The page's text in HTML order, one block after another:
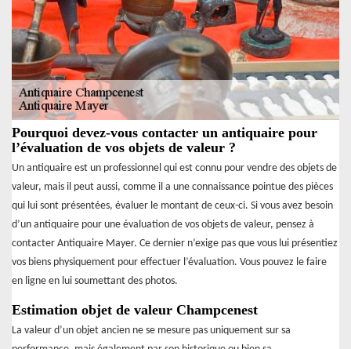
Pourquoi devez-vous contacter un antiquaire pour
l’évaluation de vos objets de valeur ?
Un antiquaire est un professionnel qui est connu pour vendre des objets de
valeur, mais il peut aussi, comme il a une connaissance pointue des pièces
qui lui sont présentées, évaluer le montant de ceux-ci. Si vous avez besoin
d’un antiquaire pour une évaluation de vos objets de valeur, pensez à
contacter Antiquaire Mayer. Ce dernier n’exige pas que vous lui présentiez
vos biens physiquement pour effectuer l’évaluation. Vous pouvez le faire
en ligne en lui soumettant des photos.
Estimation objet de valeur Champcenest
La valeur d’un objet ancien ne se mesure pas uniquement sur sa